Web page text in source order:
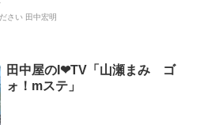
さい 田中宏明
田中屋のI❤TV「山瀬まみ ゴ
ォ！mステ」